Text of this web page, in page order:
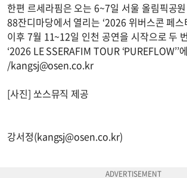
한편 르세라핌은 오는 6~7일 서울 올림픽공
88잔디마당에서 열리는 ‘2026 위버스콘 페스
이후 7월 11~12일 인천 공연을 시작으로 두
‘2026 LE SSERAFIM TOUR ‘PUREFLOW’’
/kangsj@osen.co.kr
[사진] 쏘스뮤직 제공
강서정(kangsj@osen.co.kr)